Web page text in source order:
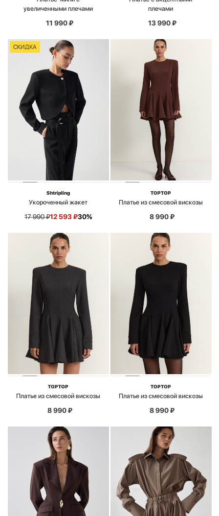
увеличенными плечами
11 990₽
плечами
13 990₽
СКИДКА
Shtripling
Укороченный жакет
17 990₽12 593₽30%
TOPTOP
Платье из смесовой вискозы
8 990₽
TOPTOP
Платье из смесовой вискозы
8 990₽
TOPTOP
Платье из смесовой вискозы
8 990₽